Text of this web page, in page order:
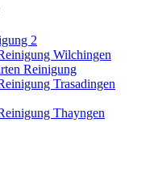
Wilchingen
Trasadingen
Thayngen